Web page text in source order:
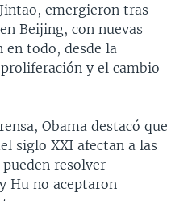
emergieron tras
Beijing, con nuevas
en todo, desde la
y el cambio
Obama destacó que
siglo XXI afectan a las
resolver
Hu no aceptaron